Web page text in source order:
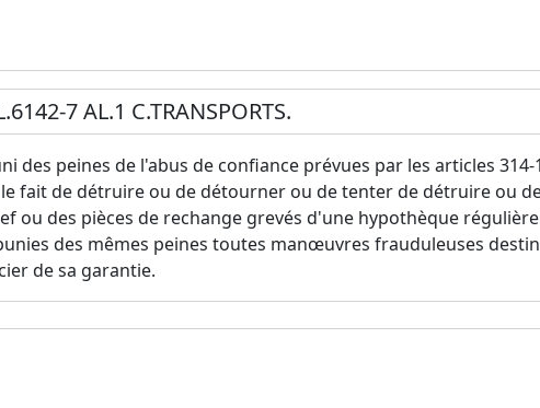
7 AL.1 C.TRANSPORTS.
des peines de l'abus de confiance prévues par les articles
fait de détruire ou de détourner ou de tenter de détruire ou
ou des pièces de rechange grevés d'une hypothèque
des mêmes peines toutes manœuvres frauduleuses
de sa garantie.